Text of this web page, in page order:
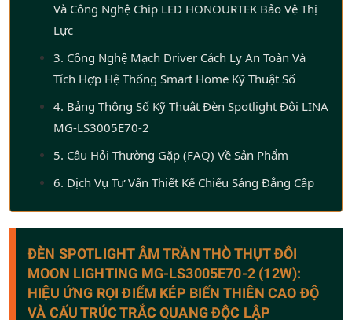
Và Công Nghệ Chip LED HONOURTEK Bảo Vệ Thị
Lực
3. Công Nghệ Mạch Driver Cách Ly An Toàn Và
Tích Hợp Hệ Thống Smart Home Kỹ Thuật Số
4. Bảng Thông Số Kỹ Thuật Đèn Spotlight Đôi LINA
MG-LS3005E70-2
5. Câu Hỏi Thường Gặp (FAQ) Về Sản Phẩm
6. Dịch Vụ Tư Vấn Thiết Kế Chiếu Sáng Đẳng Cấp
ĐÈN SPOTLIGHT ÂM TRẦN THÒ THỤT ĐÔI
MOON LIGHTING MG-LS3005E70-2 (12W):
HIỆU ỨNG RỌI ĐIỂM KÉP BIẾN THIÊN CAO ĐỘ
VÀ CẤU TRÚC TRẮC QUANG ĐỘC LẬP